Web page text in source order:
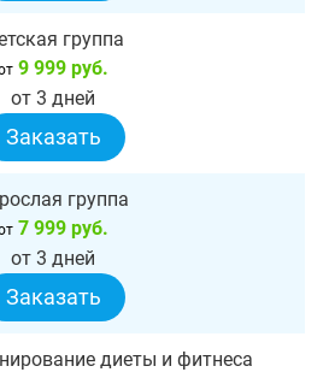
группа
9 999 руб.
от 3 дней
Заказать
группа
7 999 руб.
от 3 дней
Заказать
диеты и фитнеса